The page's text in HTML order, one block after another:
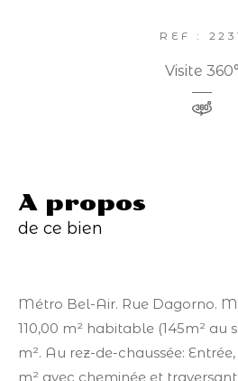
REF :
Visite 360°
a propos
de ce bien
Métro Bel-Air. Rue Dagorno.
110,00 m² habitable (145m² au
m². Au rez-de-chaussée:
m² avec cheminée et